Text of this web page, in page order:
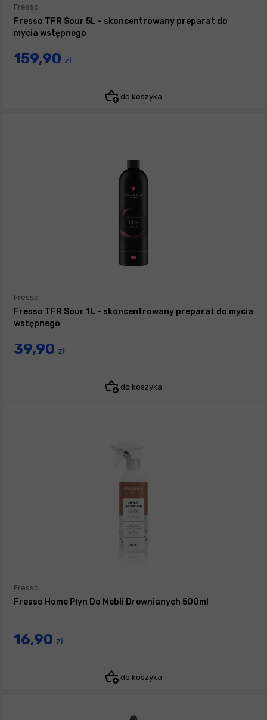
Fresso
Fresso TFR Sour 5L - skoncentrowany preparat do
mycia wstępnego
159,90 zł
do koszyka
Fresso
Fresso TFR Sour 1L - skoncentrowany preparat do mycia
wstępnego
39,90 zł
do koszyka
Fresso
Fresso Home Płyn Do Mebli Drewnianych 500ml
16,90 zł
do koszyka